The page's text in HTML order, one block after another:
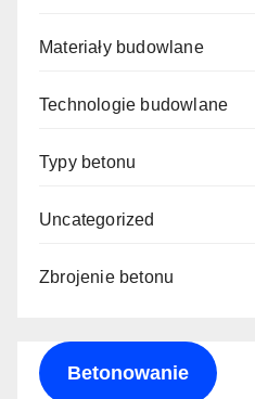
Materiały budowlane
Technologie budowlane
Typy betonu
Uncategorized
Zbrojenie betonu
Betonowanie